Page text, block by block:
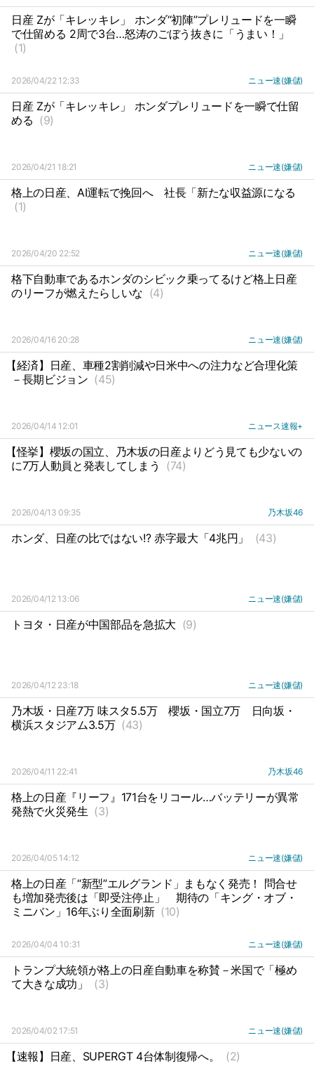
日産 Zが「キレッキレ」 ホンダ“初陣”プレリュードを一瞬
で仕留める 2周で3台…怒涛のごぼう抜きに「うまい！」
(1)
2026/04/22 12:33 ニュー速(嫌儲)
日産 Zが「キレッキレ」 ホンダプレリュードを一瞬で仕留
める (9)
2026/04/21 18:21 ニュー速(嫌儲)
格上の日産、AI運転で挽回へ
社長「新たな収益源になる
(1)
2026/04/20 22:52 ニュー速(嫌儲)
格下自動車であるホンダのシビック乗ってるけど格上日産
のリーフが燃えたらしいな (4)
2026/04/16 20:28 ニュー速(嫌儲)
【経済】日産、車種2割削減や日米中への注力など合理化策
－長期ビジョン (45)
2026/04/14 12:01 ニュース速報+
【怪挙】櫻坂の国立、乃木坂の日産よりどう見ても少ないの
に7万人動員と発表してしまう
(74)
2026/04/13 09:35 乃木坂46
ホンダ、日産の比ではない!? 赤字最大「4兆円」 (43)
2026/04/12 13:06 ニュー速(嫌儲)
トヨタ・日産が中国部品を急拡大 (9)
2026/04/12 23:18 ニュー速(嫌儲)
乃木坂・日産7万 味スタ5.5万 櫻坂・国立7万
日向坂・
横浜スタジアム3.5万 (43)
2026/04/11 22:41 乃木坂46
格上の日産『リーフ』171台をリコール…バッテリーが異常
発熱で火災発生 (3)
2026/04/05 14:12 ニュー速(嫌儲)
格上の日産「“新型”エルグランド」まもなく発売！ 問合せ
も増加発売後は「即受注停止」
期待の「キング・オブ・
ミニバン」16年ぶり全面刷新 (10)
2026/04/04 10:31 ニュー速(嫌儲)
トランプ大統領が格上の日産自動車を称賛－米国で「極め
て大きな成功」
(3)
2026/04/02 17:51 ニュー速(嫌儲)
【速報】日産、SUPERGT 4台体制復帰へ。 (2)